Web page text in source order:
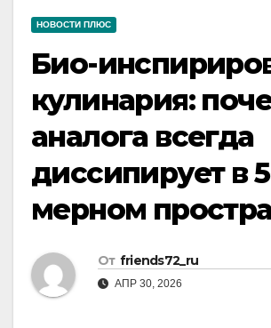
НОВОСТИ ПЛЮС
Био-
кулинария:
аналога всегда
диссипирует в
мерном
От friends72_ru
АПР 30, 2026